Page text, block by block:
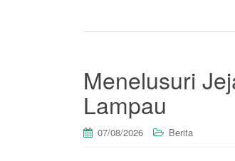
Menelusuri
Lampau
07/08/2026 Berita